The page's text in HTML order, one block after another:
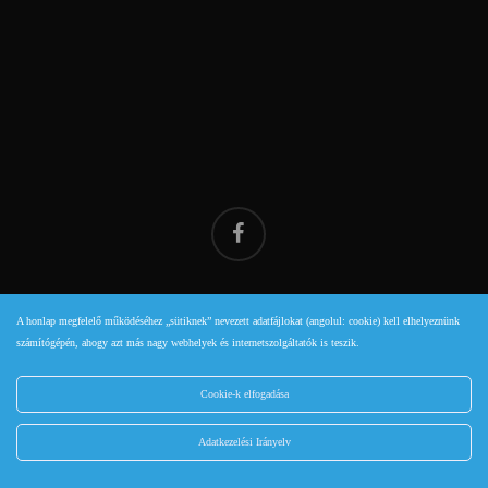
facebook
© 2009-2026 | Minden jog fenntartva! | Szendrei Sándor E.V. |
Székhely: 1139 BUDAPEST, HAJDÚ UTCA 15. em.: 4 ajtó: 28. |
adószám: 69500981-1-41 |Adatkezelési Irányelv|Ajánló|
Honlap fejlesztés:netPR.hu
A honlap megfelelő működéséhez „sütiknek” nevezett adatfájlokat (angolul: cookie) kell elhelyeznünk
számítógépén, ahogy azt más nagy webhelyek és internetszolgáltatók is teszik.
Cookie-k elfogadása
Adatkezelési Irányelv